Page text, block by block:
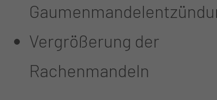
Vergrößerung der
Rachenmandeln